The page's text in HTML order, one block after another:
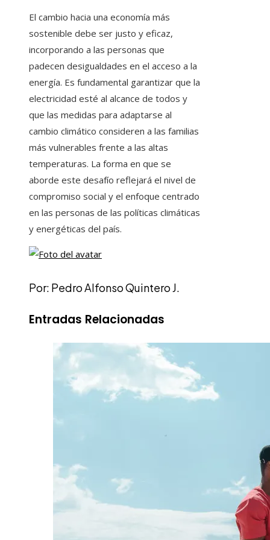
El cambio hacia una economía más
sostenible debe ser justo y eficaz,
incorporando a las personas que
padecen desigualdades en el acceso a la
energía. Es fundamental garantizar que la
electricidad esté al alcance de todos y
que las medidas para adaptarse al
cambio climático consideren a las familias
más vulnerables frente a las altas
temperaturas. La forma en que se
aborde este desafío reflejará el nivel de
compromiso social y el enfoque centrado
en las personas de las políticas climáticas
y energéticas del país.
Por: Pedro Alfonso Quintero J.
Entradas Relacionadas